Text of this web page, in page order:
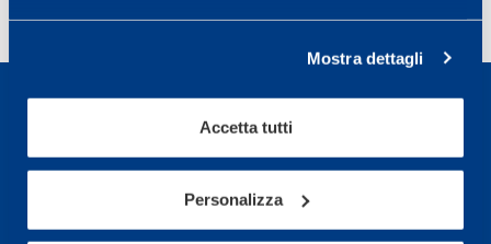
Mostra dettagli
Accetta tutti
Personalizza
Sport Service Mapei S.r.l. - Via Busto Fagnano 38,